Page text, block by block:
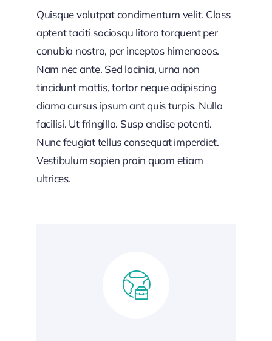
Quisque volutpat condimentum velit. Class
aptent taciti sociosqu litora torquent per
conubia nostra, per inceptos himenaeos.
Nam nec ante. Sed lacinia, urna non
tincidunt mattis, tortor neque adipiscing
diama cursus ipsum ant quis turpis. Nulla
facilisi. Ut fringilla. Susp endise potenti.
Nunc feugiat tellus consequat imperdiet.
Vestibulum sapien proin quam etiam
ultrices.